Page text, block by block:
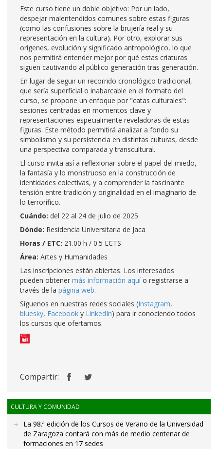
Este curso tiene un doble objetivo: Por un lado,
despejar malentendidos comunes sobre estas figuras
(como las confusiones sobre la brujería real y su
representación en la cultura). Por otro, explorar sus
orígenes, evolución y significado antropológico, lo que
nos permitirá entender mejor por qué estas criaturas
siguen cautivando al público generación tras generación.
En lugar de seguir un recorrido cronológico tradicional,
que sería superficial o inabarcable en el formato del
curso, se propone un enfoque por "catas culturales":
sesiones centradas en momentos clave y
representaciones especialmente reveladoras de estas
figuras. Este método permitirá analizar a fondo su
simbolismo y su persistencia en distintas culturas, desde
una perspectiva comparada y transcultural.
El curso invita así a reflexionar sobre el papel del miedo,
la fantasía y lo monstruoso en la construcción de
identidades colectivas, y a comprender la fascinante
tensión entre tradición y originalidad en el imaginario de
lo terrorífico.
Cuándo: del 22 al 24 de julio de 2025
Dónde: Residencia Universitaria de Jaca
Horas / ETC: 21.00 h / 0.5 ECTS
Área: Artes y Humanidades
Las inscripciones están abiertas. Los interesados
pueden obtener más información aquío registrarse a
través de la página web.
Síguenos en nuestras redes sociales (Instagram,
bluesky, Facebook y LinkedIn) para ir conociendo todos
los cursos que ofertamos.
Compartir:
CULTURA Y COMUNIDAD
La 98.ª edición de los Cursos de Verano de la Universidad
de Zaragoza contará con más de medio centenar de
formaciones en 17 sedes